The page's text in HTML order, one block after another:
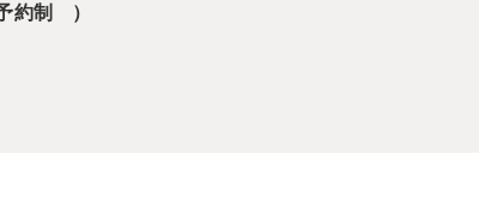
約制 ）